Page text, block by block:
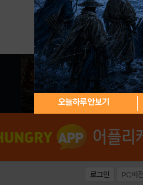
아이디 / 비밀번호 찾
오늘하루 안보기
로그인 PC버전